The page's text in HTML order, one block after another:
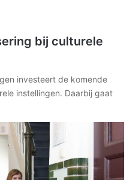
bij culturele
investeert de komende
instellingen. Daarbij gaat